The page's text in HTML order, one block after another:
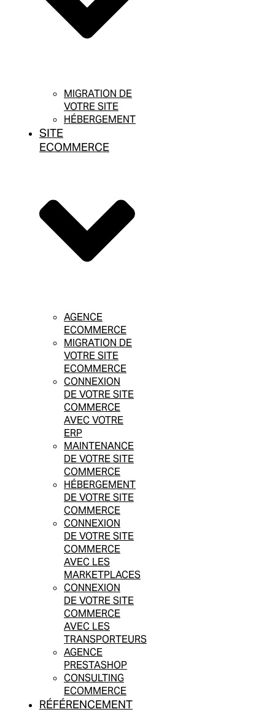
MIGRATION DE
VOTRE SITE
HÉBERGEMENT
SITE
ECOMMERCE
AGENCE
ECOMMERCE
MIGRATION DE
VOTRE SITE
ECOMMERCE
CONNEXION
DE VOTRE SITE
COMMERCE
AVEC VOTRE
ERP
MAINTENANCE
DE VOTRE SITE
COMMERCE
HÉBERGEMENT
DE VOTRE SITE
COMMERCE
CONNEXION
DE VOTRE SITE
COMMERCE
AVEC LES
MARKETPLACES
CONNEXION
DE VOTRE SITE
COMMERCE
AVEC LES
TRANSPORTEURS
AGENCE
PRESTASHOP
CONSULTING
ECOMMERCE
RÉFÉRENCEMENT